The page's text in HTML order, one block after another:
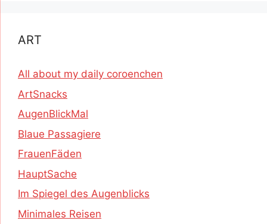
ART
All about my daily coroenchen
ArtSnacks
AugenBlickMal
Blaue Passagiere
FrauenFäden
HauptSache
Im Spiegel des Augenblicks
Minimales Reisen